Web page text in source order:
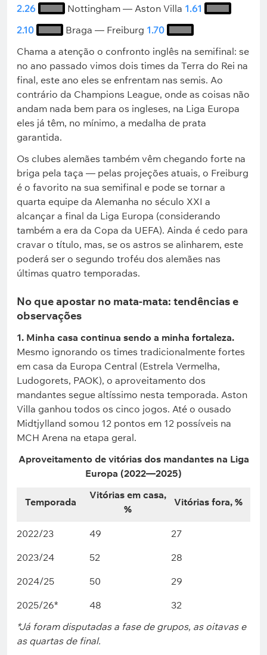
2.26
Nottingham — Aston Villa 1.61
2.10
Braga — Freiburg 1.70
Chama a atenção o confronto inglês na semifinal: se
no ano passado vimos dois times da Terra do Rei na
final, este ano eles se enfrentam nas semis. Ao
contrário da Champions League, onde as coisas não
andam nada bem para os ingleses, na Liga Europa
eles já têm, no mínimo, a medalha de prata
garantida.
Os clubes alemães também vêm chegando forte na
briga pela taça — pelas projeções atuais, o Freiburg
é o favorito na sua semifinal e pode se tornar a
quarta equipe da Alemanha no século XXI a
alcançar a final da Liga Europa (considerando
também a era da Copa da UEFA). Ainda é cedo para
cravar o título, mas, se os astros se alinharem, este
poderá ser o segundo troféu dos alemães nas
últimas quatro temporadas.
No que apostar no mata-mata: tendências e
observações
1. Minha casa continua sendo a minha fortaleza.
Mesmo ignorando os times tradicionalmente fortes
em casa da Europa Central (Estrela Vermelha,
Ludogorets, PAOK), o aproveitamento dos
mandantes segue altíssimo nesta temporada. Aston
Villa ganhou todos os cinco jogos. Até o ousado
Midtjylland somou 12 pontos em 12 possíveis na
MCH Arena na etapa geral.
Aproveitamento de vitórias dos mandantes na Liga
Europa (2022—2025)
Temporada
Vitórias em casa,
%
Vitórias fora, %
2022/23 49
27
2023/24
52
28
2024/25
50
29
2025/26*
48
32
*Já foram disputadas a fase de grupos, as oitavas e
as quartas de final.